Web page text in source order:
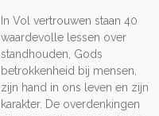
In Vol vertrouwen staan 40
waardevolle lessen over
standhouden, Gods
betrokkenheid bij mensen,
zijn hand in ons leven en zijn
karakter. De overdenkingen